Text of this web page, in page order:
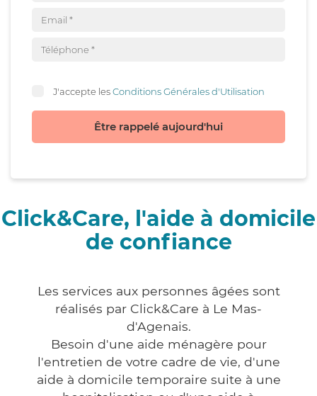
J'accepte lesConditions Générales d'Utilisation
Être rappelé aujourd'hui
Click&Care, l'aide à domicile
de confiance
Les services aux personnes âgées sont
réalisés par Click&Care à Le Mas-
d'Agenais.
Besoin d'une aide ménagère pour
l'entretien de votre cadre de vie, d'une
aide à domicile temporaire suite à une